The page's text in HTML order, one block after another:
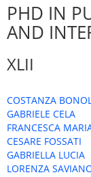
PHD IN
AND
XLII
COSTANZA
GABRIELE CELA
FRANCESCA
CESARE FOSSATI
GABRIELLA LUCIA
LORENZA